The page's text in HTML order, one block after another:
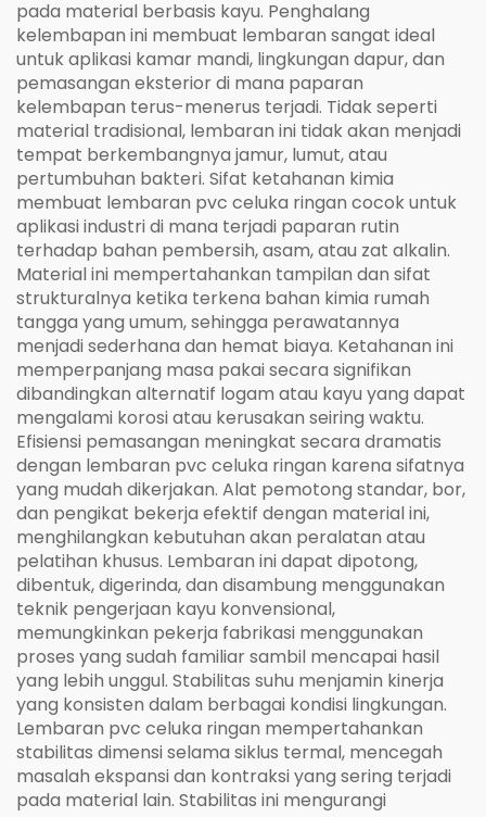
pada material berbasis kayu. Penghalang
kelembapan ini membuat lembaran sangat ideal
untuk aplikasi kamar mandi, lingkungan dapur, dan
pemasangan eksterior di mana paparan
kelembapan terus-menerus terjadi. Tidak seperti
material tradisional, lembaran ini tidak akan menjadi
tempat berkembangnya jamur, lumut, atau
pertumbuhan bakteri. Sifat ketahanan kimia
membuat lembaran pvc celuka ringan cocok untuk
aplikasi industri di mana terjadi paparan rutin
terhadap bahan pembersih, asam, atau zat alkalin.
Material ini mempertahankan tampilan dan sifat
strukturalnya ketika terkena bahan kimia rumah
tangga yang umum, sehingga perawatannya
menjadi sederhana dan hemat biaya. Ketahanan ini
memperpanjang masa pakai secara signifikan
dibandingkan alternatif logam atau kayu yang dapat
mengalami korosi atau kerusakan seiring waktu.
Efisiensi pemasangan meningkat secara dramatis
dengan lembaran pvc celuka ringan karena sifatnya
yang mudah dikerjakan. Alat pemotong standar, bor,
dan pengikat bekerja efektif dengan material ini,
menghilangkan kebutuhan akan peralatan atau
pelatihan khusus. Lembaran ini dapat dipotong,
dibentuk, digerinda, dan disambung menggunakan
teknik pengerjaan kayu konvensional,
memungkinkan pekerja fabrikasi menggunakan
proses yang sudah familiar sambil mencapai hasil
yang lebih unggul. Stabilitas suhu menjamin kinerja
yang konsisten dalam berbagai kondisi lingkungan.
Lembaran pvc celuka ringan mempertahankan
stabilitas dimensi selama siklus termal, mencegah
masalah ekspansi dan kontraksi yang sering terjadi
pada material lain. Stabilitas ini mengurangi